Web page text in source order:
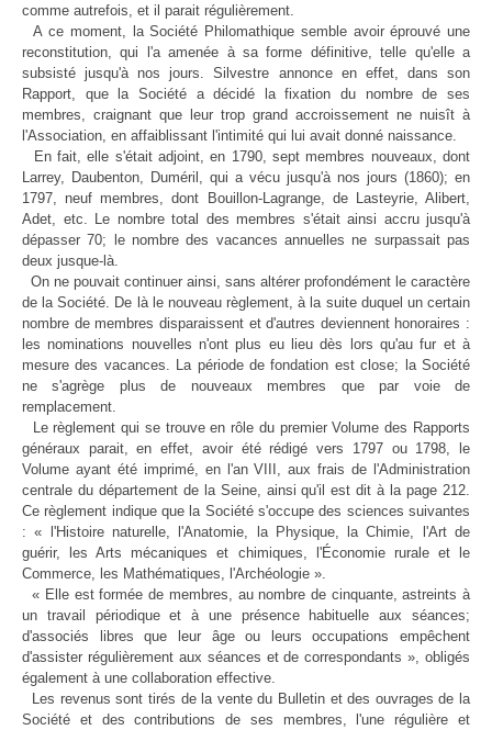
comme autrefois, et il parait régulièrement.
A ce moment, la Société Philomathique semble avoir éprouvé une
reconstitution, qui l'a amenée à sa forme définitive, telle qu'elle a
subsisté jusqu'à nos jours. Silvestre annonce en effet, dans son
Rapport, que la Société a décidé la fixation du nombre de ses
membres, craignant que leur trop grand accroissement ne nuisît à
l'Association, en affaiblissant l'intimité qui lui avait donné naissance.
En fait, elle s'était adjoint, en 1790, sept membres nouveaux, dont
Larrey, Daubenton, Duméril, qui a vécu jusqu'à nos jours (1860); en
1797, neuf membres, dont Bouillon-Lagrange, de Lasteyrie, Alibert,
Adet, etc. Le nombre total des membres s'était ainsi accru jusqu'à
dépasser 70; le nombre des vacances annuelles ne surpassait pas
deux jusque-là.
On ne pouvait continuer ainsi, sans altérer profondément le caractère
de la Société. De là le nouveau règlement, à la suite duquel un certain
nombre de membres disparaissent et d'autres deviennent honoraires :
les nominations nouvelles n'ont plus eu lieu dès lors qu'au fur et à
mesure des vacances. La période de fondation est close; la Société
ne s'agrège plus de nouveaux membres que par voie de
remplacement.
Le règlement qui se trouve en rôle du premier Volume des Rapports
généraux parait, en effet, avoir été rédigé vers 1797 ou 1798, le
Volume ayant été imprimé, en l'an VIII, aux frais de l'Administration
centrale du département de la Seine, ainsi qu'il est dit à la page 212.
Ce règlement indique que la Société s'occupe des sciences suivantes
: « l'Histoire naturelle, l'Anatomie, la Physique, la Chimie, l'Art de
guérir, les Arts mécaniques et chimiques, l'Économie rurale et le
Commerce, les Mathématiques, l'Archéologie ».
« Elle est formée de membres, au nombre de cinquante, astreints à
un travail périodique et à une présence habituelle aux séances;
d'associés libres que leur âge ou leurs occupations empêchent
d'assister régulièrement aux séances et de correspondants », obligés
également à une collaboration effective.
Les revenus sont tirés de la vente du Bulletin et des ouvrages de la
Société et des contributions de ses membres, l'une régulière et